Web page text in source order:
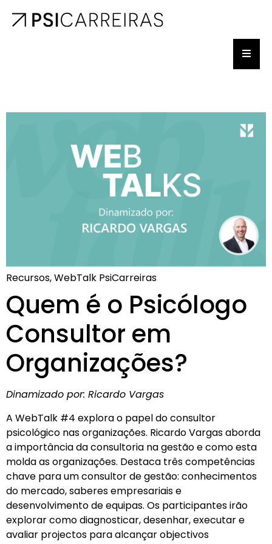
Recursos, WebTalk PsiCarreiras
Quem é o Psicólogo
Consultor em
Organizações?
Dinamizado por: Ricardo Vargas
A WebTalk #4 explora o papel do consultor
psicológico nas organizações. Ricardo Vargas aborda
a importância da consultoria na gestão e como esta
molda as organizações. Destaca três competências
chave para um consultor de gestão: conhecimentos
do mercado, saberes empresariais e
desenvolvimento de equipas. Os participantes irão
explorar como diagnosticar, desenhar, executar e
avaliar projectos para alcançar objectivos